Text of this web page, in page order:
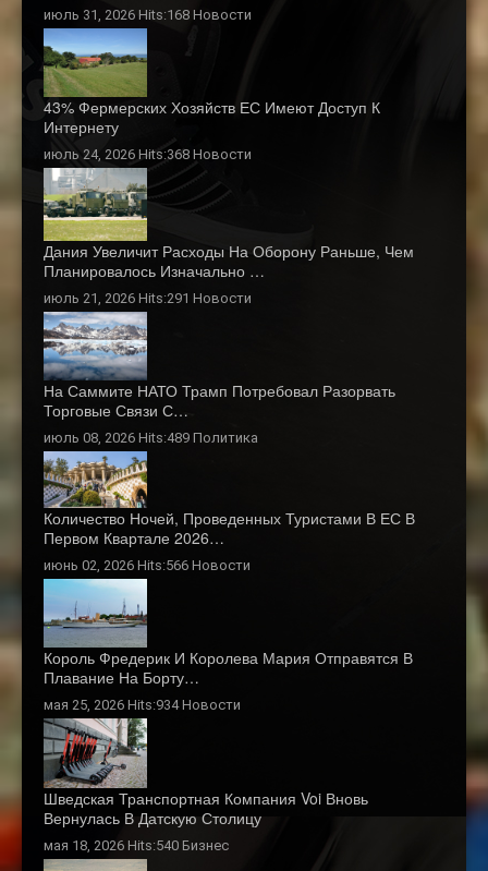
июль 31, 2026 Hits:168 Новости
43% Фермерских Хозяйств ЕС Имеют Доступ К
Интернету
июль 24, 2026 Hits:368 Новости
Дания Увеличит Расходы На Оборону Раньше, Чем
Планировалось Изначально …
июль 21, 2026 Hits:291 Новости
На Саммите НАТО Трамп Потребовал Разорвать
Торговые Связи С…
июль 08, 2026 Hits:489 Политика
Количество Ночей, Проведенных Туристами В ЕС В
Первом Квартале 2026…
июнь 02, 2026 Hits:566 Новости
Король Фредерик И Королева Мария Отправятся В
Плавание На Борту…
мая 25, 2026 Hits:934Новости
Шведская Транспортная Компания Voi Вновь
Вернулась В Датскую Столицу
мая 18, 2026 Hits:540 Бизнес